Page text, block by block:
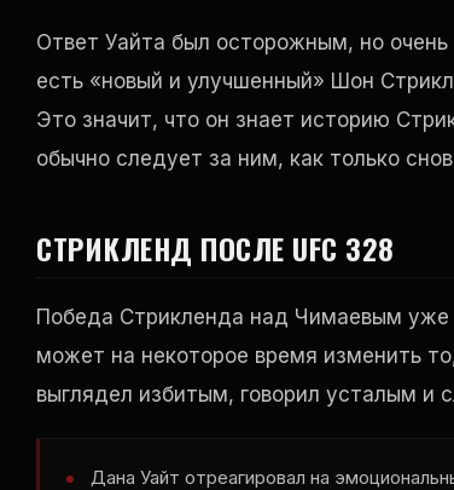
Ответ Уайта был осторожным, но
есть «новый и улучшенный» Шон
Это значит, что он знает историю
обычно следует за ним, как только
СТРИКЛЕНД ПОСЛЕ UFC 328
Победа Стрикленда над Чимаевым уже
может на некоторое время изменить
выглядел избитым, говорил усталым и
Дана Уайт отреагировал на